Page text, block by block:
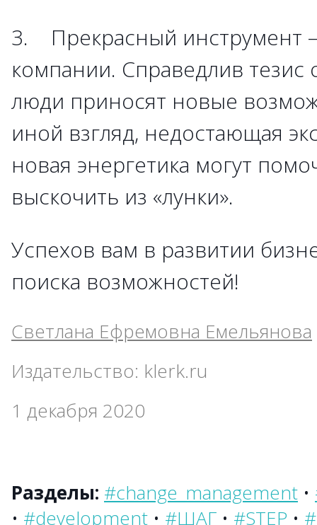
3. Прекрасный инструмент
компании. Справедлив
люди приносят новые
иной взгляд, недостающая
новая энергетика могут
выскочить из «лунки».
Успехов вам в развитии
поиска возможностей!
Светлана Ефремовна Емельянова
Издательство: klerk.ru
1 декабря 2020
Разделы: #change_management •
• #development • #ШАГ • #STEP •